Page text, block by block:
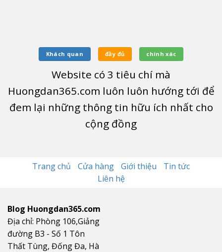
Khách quan đầy đủ chính xác
Website có 3 tiêu chí mà
Huongdan365.com luôn luôn hướng tới để
đem lại những thông tin hữu ích nhất cho
cộng đồng
Trang chủ Cửa hàng Giới thiệu
Tin tức
Liên hệ
Blog Huongdan365.com
Địa chỉ: Phòng 106,Giảng
đường B3 - Số 1 Tôn
Thất Tùng, Đống Đa, Hà